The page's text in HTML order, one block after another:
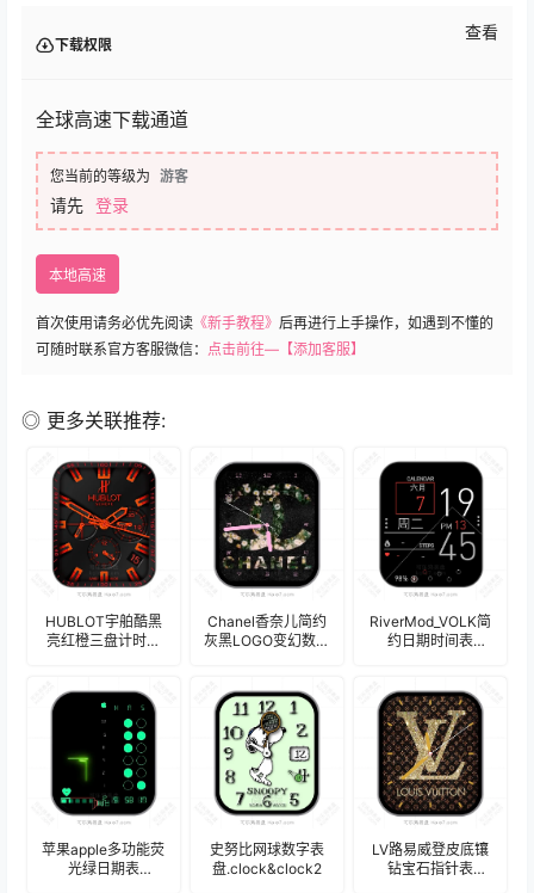
下载权限
查看
全球高速下载通道
您当前的等级为 游客
请先 登录
本地高速
首次使用请务必优先阅读 《新手教程》 后再进行上手操作，如遇到不懂的
可随时联系官方客服微信： 点击前往—【添加客服】
◎ 更多关联推荐:
HUBLOT宇舶酷黑
亮红橙三盘计时表
Chanel香奈儿简约
灰黑LOGO变幻数字
RiverMod_VOLK简
约日期时间表
苹果apple多功能荧
光绿日期表
史努比网球数字表
盘.clock&clock2
LV路易威登皮底镶
钻宝石指针表